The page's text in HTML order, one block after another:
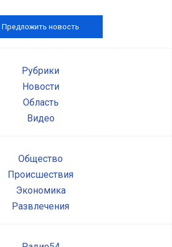
Предложить новость
Рубрики
Новости
Область
Видео
Общество
Происшествия
Экономика
Развлечения